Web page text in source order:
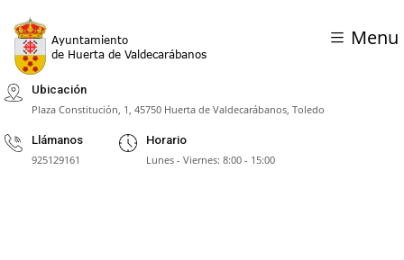
Menu
Ubicación
Plaza Constitución, 1, 45750 Huerta de Valdecarábanos, Toledo
Llámanos
925129161
Horario
Lunes - Viernes: 8:00 - 15:00